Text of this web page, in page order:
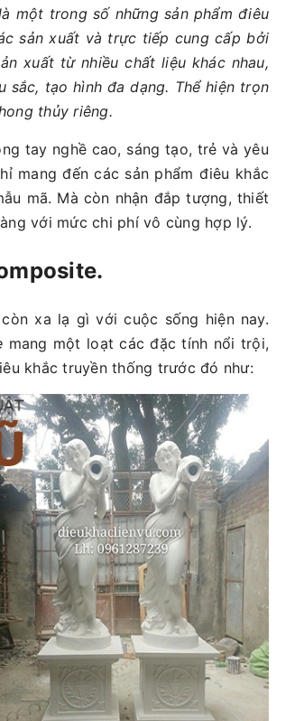
một trong số những sản phẩm điêu
sản xuất và trực tiếp cung cấp bởi
xuất từ nhiều chất liệu khác nhau,
sắc, tạo hình đa dạng. Thể hiện trọn
thủy riêng.
tay nghề cao, sáng tạo, trẻ và yêu
mang đến các sản phẩm điêu khắc
mã. Mà còn nhận đắp tượng, thiết
với mức chi phí vô cùng hợp lý.
xa lạ gì với cuộc sống hiện nay.
mang một loạt các đặc tính nổi trội,
khắc truyền thống trước đó như: